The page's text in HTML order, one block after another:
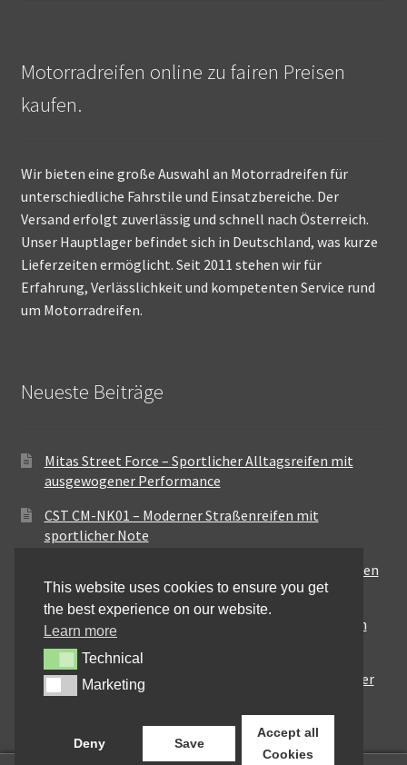
Motorradreifen online zu fairen Preisen
kaufen.
Wir bieten eine große Auswahl an Motorradreifen für
unterschiedliche Fahrstile und Einsatzbereiche. Der
Versand erfolgt zuverlässig und schnell nach Österreich.
Unser Hauptlager befindet sich in Deutschland, was kurze
Lieferzeiten ermöglicht. Seit 2011 stehen wir für
Erfahrung, Verlässlichkeit und kompetenten Service rund
um Motorradreifen.
Neueste Beiträge
Mitas Street Force – Sportlicher Alltagsreifen mit
ausgewogener Performance
CST CM-NK01 – Moderner Straßenreifen mit
sportlicher Note
Maxxis MA-ST3 – Ausgewogener Sport-Touring-Reifen
für vielseitige Einsätze
Pirelli City Demon – Zuverlässigkeit für den urbanen
Alltag
Metzeler Perfect ME77 – Klassische Optik mit solider
Straßenperformance
This website uses cookies to ensure you get
the best experience on our website.
Learn more
TechnicalTechnical
MarketingMarketing
Deny Save
Accept all
Cookies